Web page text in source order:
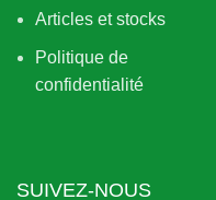
Articles et stocks
Politique de
confidentialité
SUIVEZ-NOUS